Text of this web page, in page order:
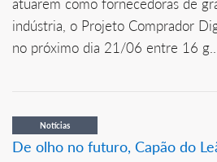
atuarem como fornecedoras de
indústria, o Projeto Comprador
no próximo dia 21/06 entre 16 g...
Notícias
De olho no futuro, Capão do